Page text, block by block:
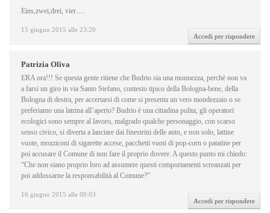
15 giugno 2015 alle 23:20
Eins,zwei,drei, vier….
Accedi per rispondere
Patrizia Oliva
16 giugno 2015 alle 00:03
ERA ora!!! Se questa gente ritiene che Budrio sia una monnezza, perchè non va
a farsi un giro in via Santo Stefano, contesto tipico della Bologna-bene, della
Bologna di destra, per accertarsi di come si presenta un vero mondezzaio o se
preferiamo una latrina all’aperto? Budrio è una cittadina pulita, gli operatori
ecologici sono sempre al lavoro, malgrado qualche personaggio, con scarso
senso civico, si diverta a lanciare dai finestrini delle auto, e non solo, lattine
vuote, mozziconi di sigarette accese, pacchetti vuoti di pop-corn o patatine per
poi accusare il Comune di non fare il proprio dovere. A questo punto mi chiedo:
“Che non siano proprio loro ad assumere questi comportamenti screanzati per
poi addossarne la responsabilità al Comune?”
Accedi per rispondere